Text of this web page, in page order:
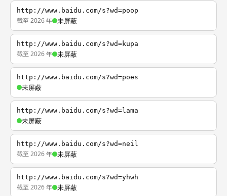
http://www.baidu.com/s?wd=poop
截至 2026 年 未屏蔽
http://www.baidu.com/s?wd=kupa
截至 2026 年 未屏蔽
http://www.baidu.com/s?wd=poes
未屏蔽
http://www.baidu.com/s?wd=lama
未屏蔽
http://www.baidu.com/s?wd=neil
截至 2026 年 未屏蔽
http://www.baidu.com/s?wd=yhwh
截至 2026 年 未屏蔽